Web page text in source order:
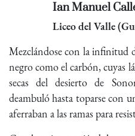
Ian Manuel
Liceo del Valle
Mezclándose con la infinitud
negro como el carbón, cuyas
secas del desierto de
deambuló hasta toparse con
aferraban a las ramas para